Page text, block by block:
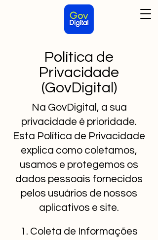
Política de
Privacidade
(GovDigital)
​Na GovDigital, a sua
privacidade é prioridade.
Esta Política de Privacidade
explica como coletamos,
usamos e protegemos os
dados pessoais fornecidos
pelos usuários de nossos
aplicativos e site.
1. Coleta de Informações